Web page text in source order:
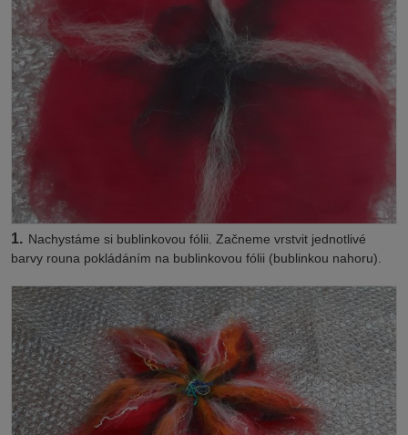
1. Nachystáme si bublinkovou fólii. Začneme vrstvit jednotlivé
barvy rouna pokládáním na bublinkovou fólii (bublinkou nahoru).